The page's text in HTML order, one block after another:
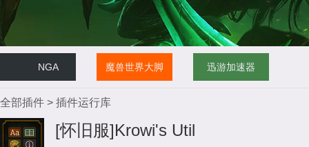
NGA 魔兽世界大脚 迅游加速器
全部插件 > 插件运行库
[怀旧服]Krowi's Util